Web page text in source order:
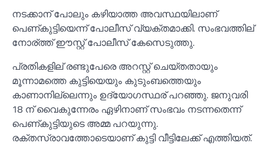
നടക്കാന് പോലും കഴിയാത്ത അവസ്ഥയിലാണ്
പെണ്കുട്ടിയെന്ന് പോലീസ് വ്യക്തമാക്കി. സംഭവത്തില്
നോര്ത്ത് ഈസ്റ്റ് പോലീസ് കേസെടുത്തു.
പ്രതികളില് രണ്ടുപേരെ അറസ്റ്റ് ചെയ്തതായും
മൂന്നാമത്തെ കുട്ടിയെയും കുടുംബത്തെയും
കാണാനില്ലെന്നും ഉദ്യോഗസ്ഥര് പറഞ്ഞു. ജനുവരി
18 ന് വൈകുന്നേരം ഏഴിനാണ് സംഭവം നടന്നതെന്ന്
പെണ്കുട്ടിയുടെ അമ്മ പറയുന്നു.
രക്തസ്രാവത്തോടെയാണ് കുട്ടി വീട്ടിലേക്ക് എത്തിയത്.